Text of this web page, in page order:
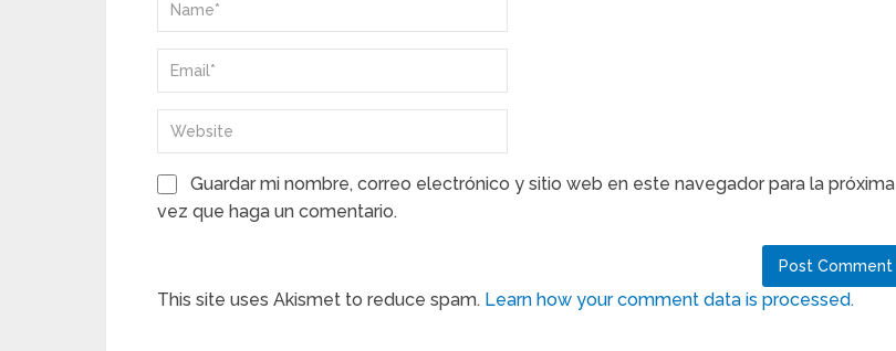
Guardar mi nombre, correo electrónico y sitio web en este navegador para la próxima
vez que haga un comentario.
This site uses Akismet to reduce spam. Learn how your comment data is processed.